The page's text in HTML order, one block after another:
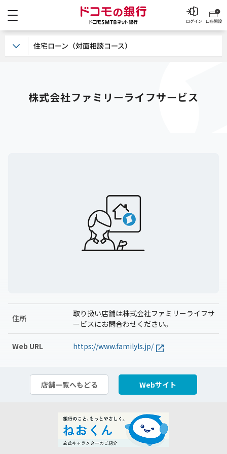
ドコモの銀行 ドコモ
口座開設
ログイン
株式会社ファミリーライフサービス
住所
取り扱い店舗は株式会社ファミリーライフサ
ービスにお問合わせください。
Web URL https://www.familyls.jp/
店舗一覧へもどる Webサイト
住宅ローン（対面相談コース）